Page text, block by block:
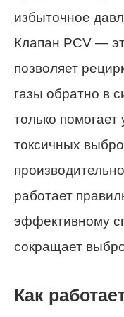
избыточное
Клапан PCV —
позволяет
газы обратно в
только
токсичных
работает
эффективному
сокращает
Как